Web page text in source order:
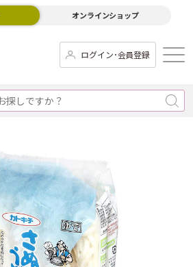
オンラインショップ
ログイン･会員登録